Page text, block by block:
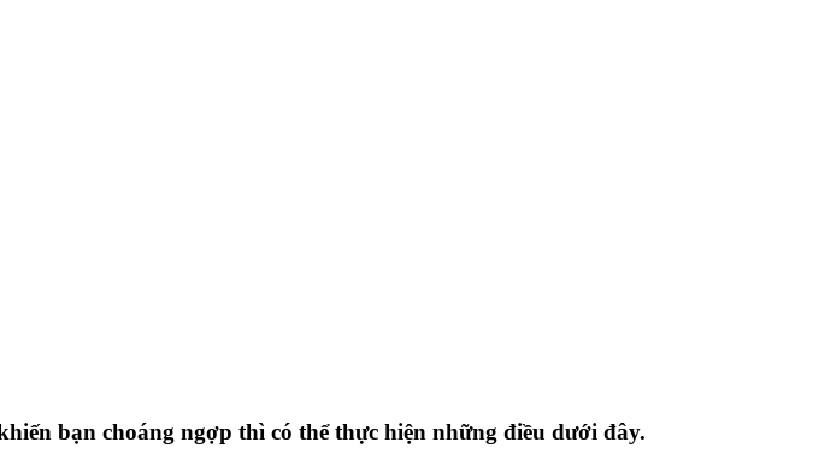
bạn choáng ngợp thì có thể thực hiện những điều dưới đây.